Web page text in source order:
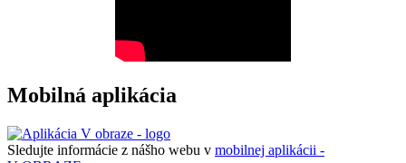
Mobilná aplikácia
Sledujte informácie z nášho webu v mobilnej aplikácii -